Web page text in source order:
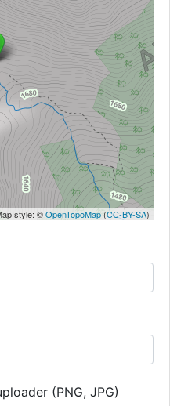
style: ©OpenTopoMap (CC-BY-SA)
(PNG, JPG)